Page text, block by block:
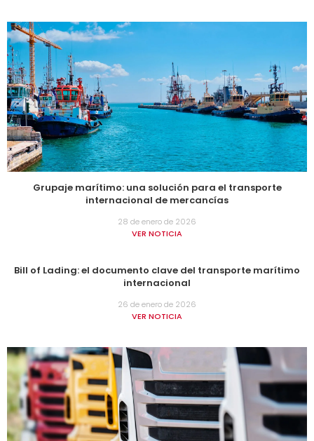
Grupaje marítimo: una solución para el transporte
internacional de mercancías
28 de enero de 2026
VER NOTICIA
Bill of Lading: el documento clave del transporte marítimo
internacional
26 de enero de 2026
VER NOTICIA